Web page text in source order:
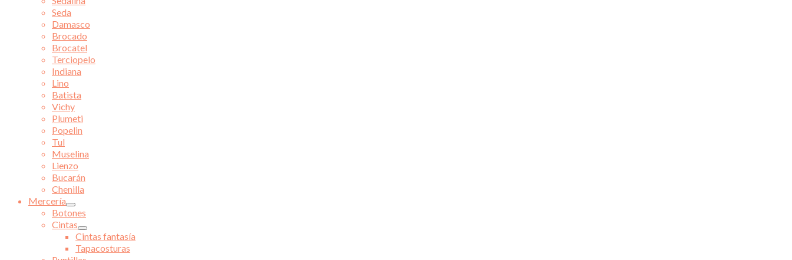
Seda
Damasco
Brocado
Brocatel
Terciopelo
Indiana
Lino
Batista
Vichy
Plumeti
Popelin
Tul
Muselina
Lienzo
Bucarán
Chenilla
Mercería
Botones
Cintas
Cintas fantasía
Tapacosturas